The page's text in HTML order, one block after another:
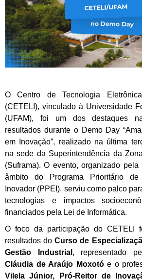
O Centro de Tecnologia
(CETELI), vinculado à Universidade
(UFAM), foi um dos destaques
resultados durante o Demo Day
em Inovação”, realizado na última
na sede da Superintendência da
(Suframa). O evento, organizado
âmbito do Programa Prioritário de
Inovador (PPEI), serviu como palco
tecnologias e impactos
financiados pela Lei de Informática.
O foco da participação do CETELI
resultados doCurso de
Gestão Industrial , representado
Cláudia de Araújo Moxotóe o
Vilela Júnior, Pró-Reitor de